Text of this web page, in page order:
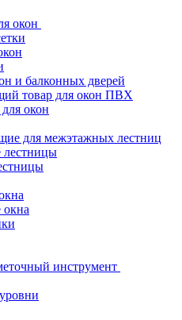
окон
и балконных дверей
товар для окон ПВХ
окон
для межэтажных лестниц
окна
инструмент